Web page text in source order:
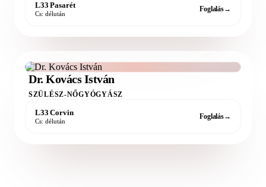
L33 Pasarét
Cs: délután
Foglalás→
Dr. Kovács István
SZÜLÉSZ-NŐGYÓGYÁSZ
L33 Corvin
Cs: délután
Foglalás→